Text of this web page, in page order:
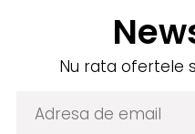
Nu rata ofertele